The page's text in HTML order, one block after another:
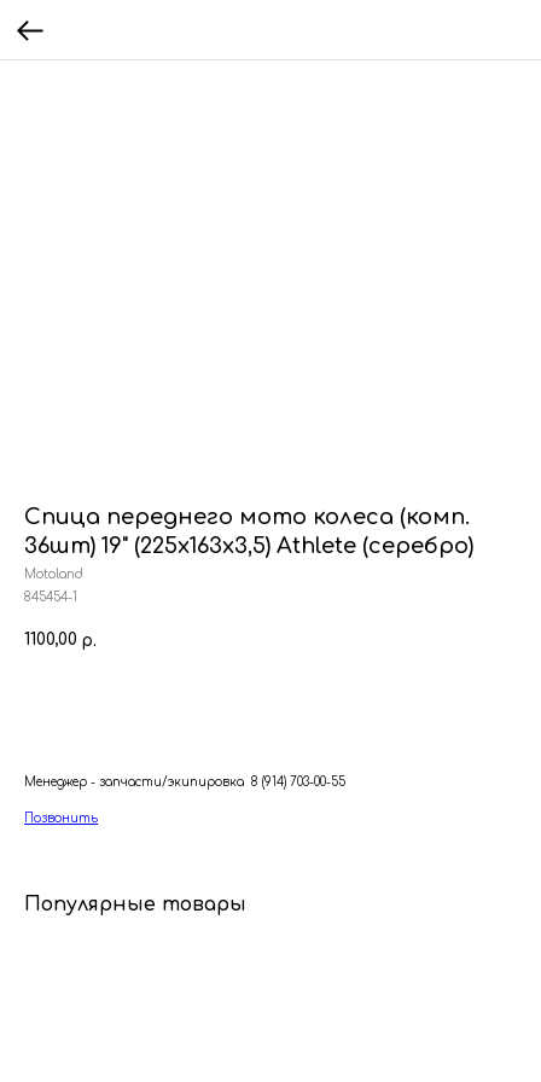
Спица переднего мото колеса (комп.
36шт) 19" (225х163х3,5) Athlete (серебро)
Motoland
845454-1
1100,00 р.
Менеджер - запчасти/экипировка 8 (914) 703-00-55
Позвонить
Популярные товары